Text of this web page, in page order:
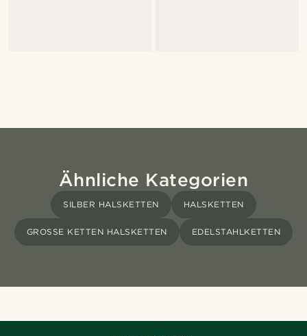
Ähnliche Kategorien
SILBER HALSKETTEN HALSKETTEN
GROSSE KETTEN HALSKETTEN EDELSTAHLKETTEN